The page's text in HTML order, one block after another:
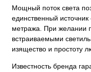
Мощный поток света
единственный
метража. При желании
встраиваемыми
изящество и простоту
Известность бренда